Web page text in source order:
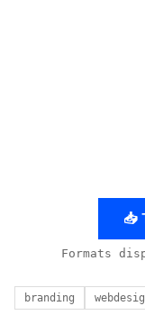
📥
Formats
branding